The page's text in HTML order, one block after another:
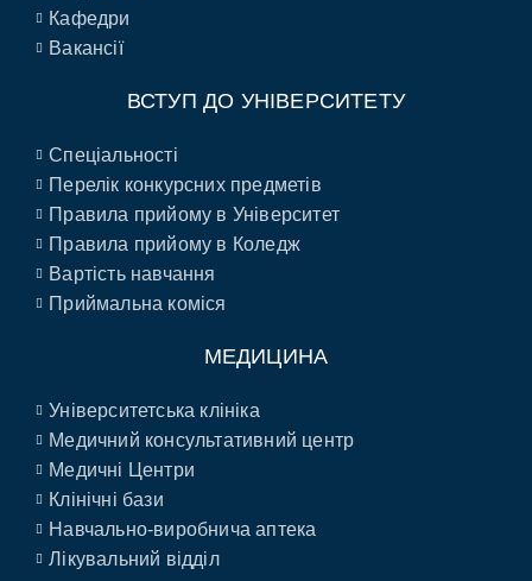
Кафедри
Вакансії
ВСТУП ДО УНІВЕРСИТЕТУ
Спеціальності
Перелік конкурсних предметів
Правила прийому в Університет
Правила прийому в Коледж
Вартість навчання
Приймальна коміся
МЕДИЦИНА
Університетська клініка
Медичний консультативний центр
Медичні Центри
Клінічні бази
Навчально-виробнича аптека
Лікувальний відділ